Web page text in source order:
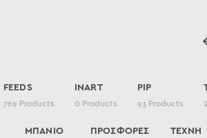
FEEDS
769 Products
INART
0 Products
PIP
93 Products
ΜΠΑΝΙΟ ΠΡΟΣΦΟΡΕΣ ΤΕΧΝΗ